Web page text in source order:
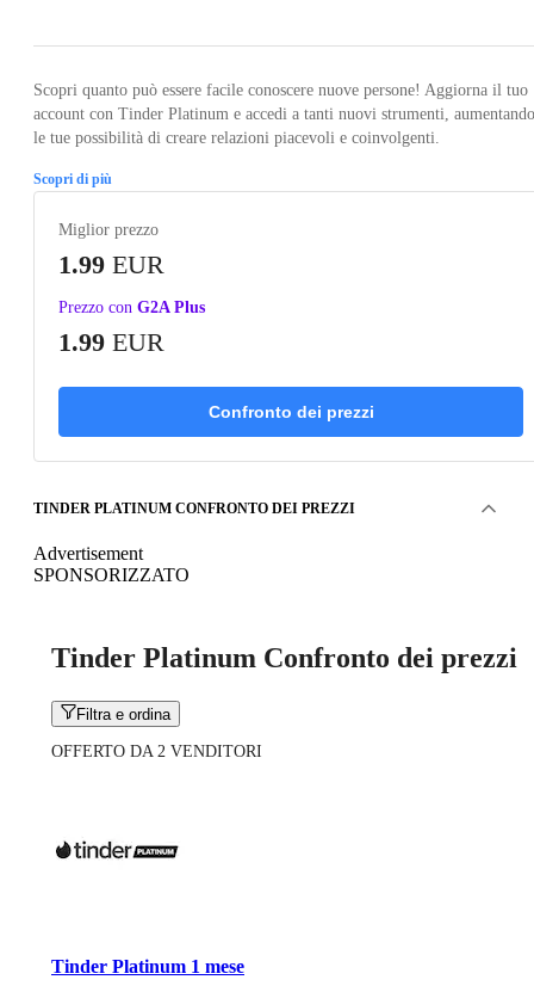
Scopri quanto può essere facile conoscere nuove persone! Aggiorna il tuo
account con Tinder Platinum e accedi a tanti nuovi strumenti, aumentando
le tue possibilità di creare relazioni piacevoli e coinvolgenti.
Scopri di più
Miglior prezzo
1.99 EUR
Prezzo con G2A Plus
1.99 EUR
Confronto dei prezzi
TINDER PLATINUM CONFRONTO DEI PREZZI
Advertisement
SPONSORIZZATO
Tinder Platinum Confronto dei prezzi
Filtra e ordina
OFFERTO DA 2 VENDITORI
Tinder Platinum 1 mese